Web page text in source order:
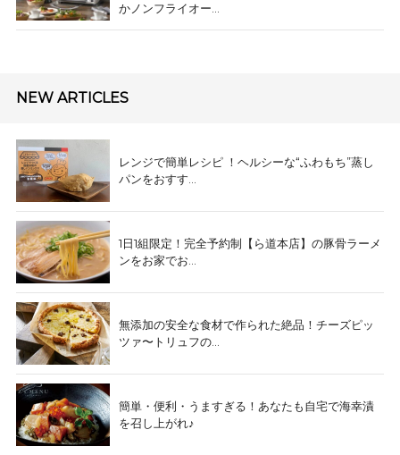
かノンフライオー...
NEW ARTICLES
レンジで簡単レシピ ！ヘルシーな“ふわもち”蒸し
パンをおすす...
1日1組限定！完全予約制【ら道本店】の豚骨ラーメ
ンをお家でお...
無添加の安全な食材で作られた絶品！チーズピッ
ツァ〜トリュフの...
簡単・便利・うますぎる！あなたも自宅で海幸漬
を召し上がれ♪